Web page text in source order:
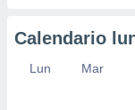
Calendario
Lun Mar